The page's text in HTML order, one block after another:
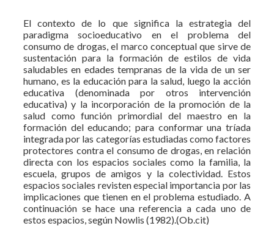
El contexto de lo que significa la estrategia del
paradigma socioeducativo en el problema del
consumo de drogas, el marco conceptual que sirve de
sustentación para la formación de estilos de vida
saludables en edades tempranas de la vida de un ser
humano, es la educación para la salud, luego la acción
educativa (denominada por otros intervención
educativa) y la incorporación de la promoción de la
salud como función primordial del maestro en la
formación del educando; para conformar una tríada
integrada por las categorías estudiadas como factores
protectores contra el consumo de drogas, en relación
directa con los espacios sociales como la familia, la
escuela, grupos de amigos y la colectividad. Estos
espacios sociales revisten especial importancia por las
implicaciones que tienen en el problema estudiado. A
continuación se hace una referencia a cada uno de
estos espacios, según Nowlis (1982).(Ob.cit)